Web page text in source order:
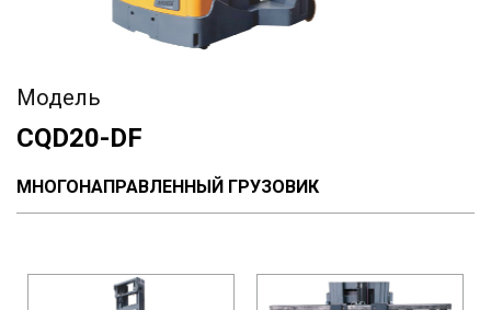
Модель
CQD20-DF
МНОГОНАПРАВЛЕННЫЙ ГРУЗОВИК